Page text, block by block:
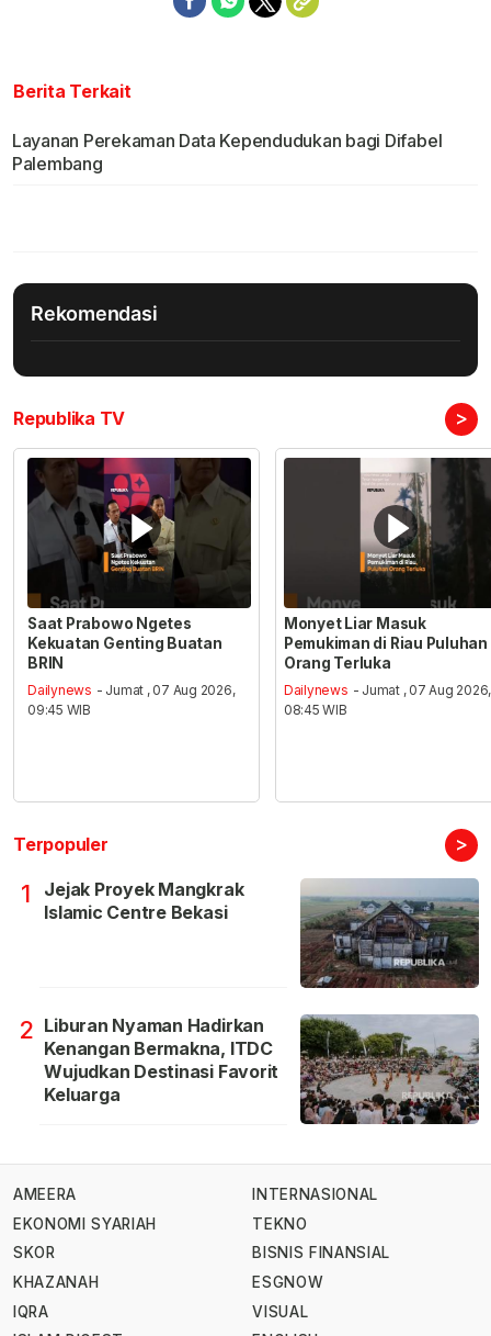
Berita Terkait
Layanan Perekaman Data Kependudukan bagi Difabel
Palembang
Rekomendasi
Republika TV >
Saat Prabowo Ngetes
Kekuatan Genting Buatan
BRIN
Dailynews - Jumat , 07 Aug 2026,
09:45 WIB
Monyet Liar Masuk
Pemukiman di Riau Puluhan
Orang Terluka
Dailynews - Jumat , 07 Aug 2026,
08:45 WIB
Terpopuler >
1
Jejak Proyek Mangkrak
Islamic Centre Bekasi
2 Liburan Nyaman Hadirkan
Kenangan Bermakna, ITDC
Wujudkan Destinasi Favorit
Keluarga
AMEERA
EKONOMI SYARIAH
SKOR
KHAZANAH
IQRA
INTERNASIONAL
TEKNO
BISNIS FINANSIAL
ESGNOW
VISUAL